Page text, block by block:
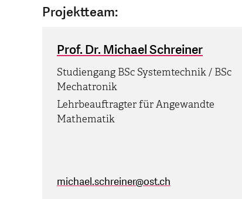
Projektteam:
Prof. Dr. Michael Schreiner
Studiengang BSc Systemtechnik / BSc
Mechatronik
Lehrbeauftragter für Angewandte
Mathematik
michael.schreiner@ost.ch